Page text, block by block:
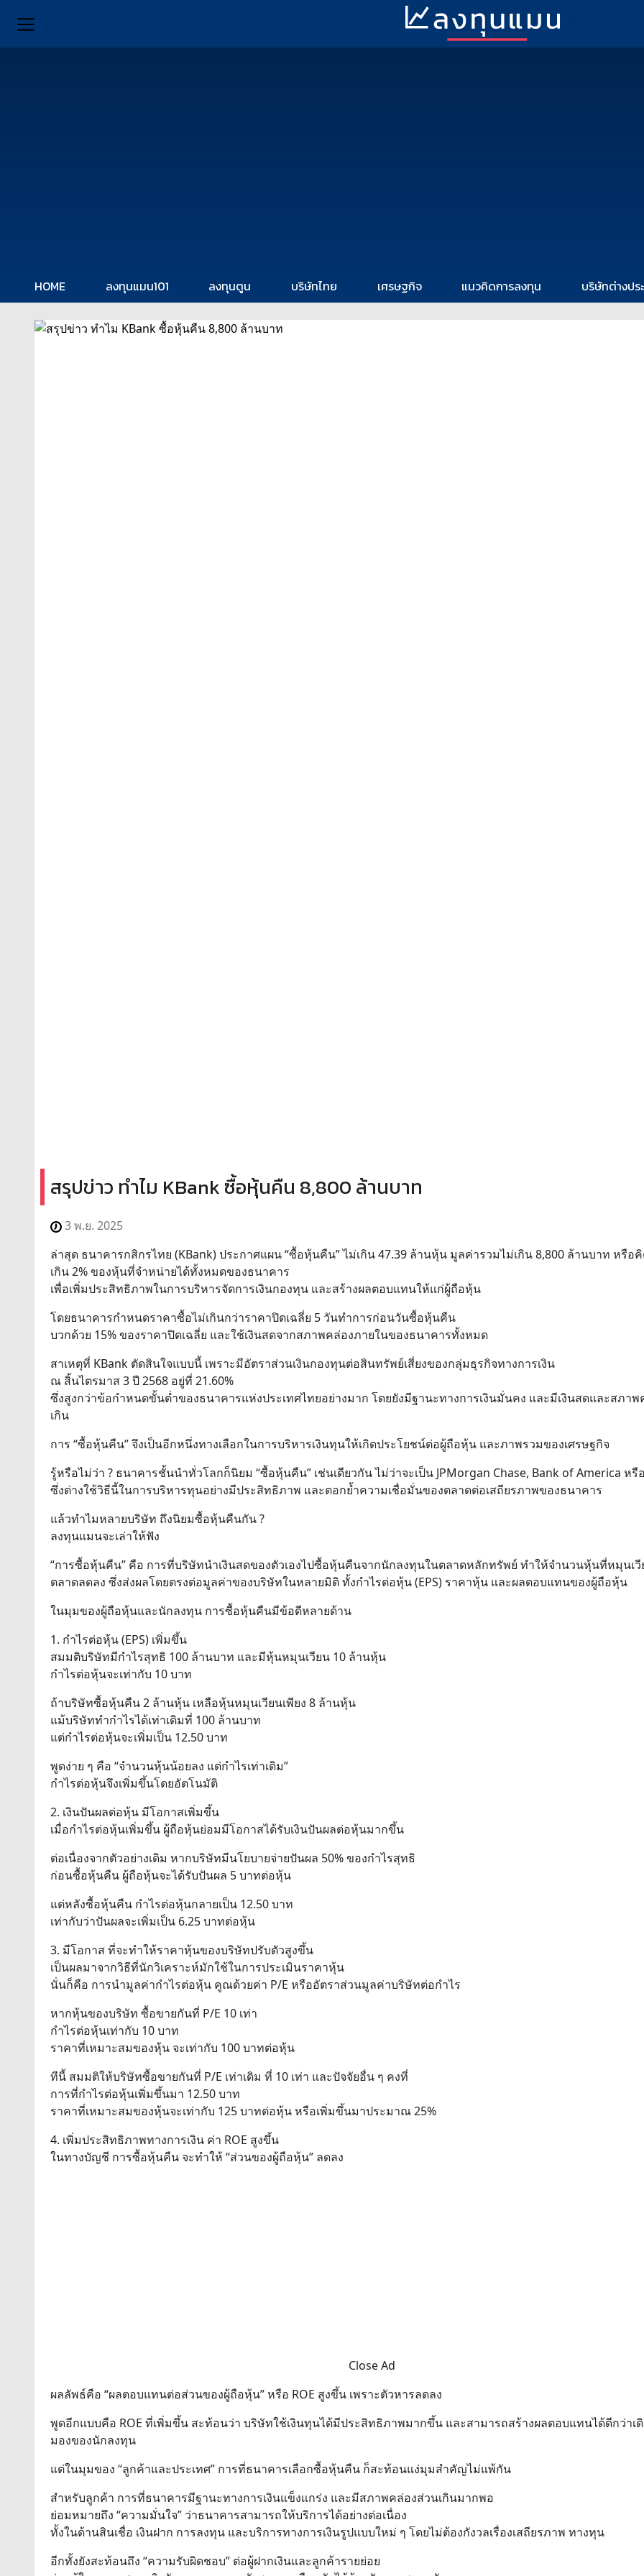
HOME ลงทุนแมน101 ลงทุนตูน บริษัทไทย เศรษฐกิจ แนวคิดการลงทุน บริษัทต่างปร
สรุปข่าว ทำไม KBank ซื้อหุ้นคืน 8,800 ล้านบาท
3 พ.ย. 2025
ล่าสุด ธนาคารกสิกรไทย (KBank) ประกาศแผน “ซื้อหุ้นคืน” ไม่เกิน 47.39 ล้านหุ้น มูลค่ารวมไม่เกิน 8,800 ล้านบาท หรือ
เกิน 2% ของหุ้นที่จําหน่ายได้ทั้งหมดของธนาคาร
เพื่อเพิ่มประสิทธิภาพในการบริหารจัดการเงินกองทุน และสร้างผลตอบแทนให้แก่ผู้ถือหุ้น
โดยธนาคารกำหนดราคาซื้อไม่เกินกว่าราคาปิดเฉลี่ย 5 วันทำการก่อนวันซื้อหุ้นคืน
บวกด้วย 15% ของราคาปิดเฉลี่ย และใช้เงินสดจากสภาพคล่องภายในของธนาคารทั้งหมด
สาเหตุที่ KBank ตัดสินใจแบบนี้ เพราะมีอัตราส่วนเงินกองทุนต่อสินทรัพย์เสี่ยงของกลุ่มธุรกิจทางการเงิน
ณ สิ้นไตรมาส 3 ปี 2568 อยู่ที่ 21.60%
ซึ่งสูงกว่าข้อกำหนดขั้นต่ำของธนาคารแห่งประเทศไทยอย่างมาก โดยยังมีฐานะทางการเงินมั่นคง และมีเงินสดและสภา
เกิน
การ “ซื้อหุ้นคืน” จึงเป็นอีกหนึ่งทางเลือกในการบริหารเงินทุนให้เกิดประโยชน์ต่อผู้ถือหุ้น และภาพรวมของเศรษฐกิจ
รู้หรือไม่ว่า ? ธนาคารชั้นนำทั่วโลกก็นิยม “ซื้อหุ้นคืน” เช่นเดียวกัน ไม่ว่าจะเป็น JPMorgan Chase, Bank of America หรื
ซึ่งต่างใช้วิธีนี้ในการบริหารทุนอย่างมีประสิทธิภาพ และตอกย้ำความเชื่อมั่นของตลาดต่อเสถียรภาพของธนาคาร
แล้วทำไมหลายบริษัท ถึงนิยมซื้อหุ้นคืนกัน ?
ลงทุนแมนจะเล่าให้ฟัง
“การซื้อหุ้นคืน” คือ การที่บริษัทนำเงินสดของตัวเองไปซื้อหุ้นคืนจากนักลงทุนในตลาดหลักทรัพย์ ทำให้จำนวนหุ้นที่หมุนเ
ตลาดลดลง ซึ่งส่งผลโดยตรงต่อมูลค่าของบริษัทในหลายมิติ ทั้งกำไรต่อหุ้น (EPS) ราคาหุ้น และผลตอบแทนของผู้ถือหุ้น
ในมุมของผู้ถือหุ้นและนักลงทุน การซื้อหุ้นคืนมีข้อดีหลายด้าน
1. กำไรต่อหุ้น (EPS) เพิ่มขึ้น
สมมติบริษัทมีกำไรสุทธิ 100 ล้านบาท และมีหุ้นหมุนเวียน 10 ล้านหุ้น
กำไรต่อหุ้นจะเท่ากับ 10 บาท
ถ้าบริษัทซื้อหุ้นคืน 2 ล้านหุ้น เหลือหุ้นหมุนเวียนเพียง 8 ล้านหุ้น
แม้บริษัททำกำไรได้เท่าเดิมที่ 100 ล้านบาท
แต่กำไรต่อหุ้นจะเพิ่มเป็น 12.50 บาท
พูดง่าย ๆ คือ “จำนวนหุ้นน้อยลง แต่กำไรเท่าเดิม”
กำไรต่อหุ้นจึงเพิ่มขึ้นโดยอัตโนมัติ
2. เงินปันผลต่อหุ้น มีโอกาสเพิ่มขึ้น
เมื่อกำไรต่อหุ้นเพิ่มขึ้น ผู้ถือหุ้นย่อมมีโอกาสได้รับเงินปันผลต่อหุ้นมากขึ้น
ต่อเนื่องจากตัวอย่างเดิม หากบริษัทมีนโยบายจ่ายปันผล 50% ของกำไรสุทธิ
ก่อนซื้อหุ้นคืน ผู้ถือหุ้นจะได้รับปันผล 5 บาทต่อหุ้น
แต่หลังซื้อหุ้นคืน กำไรต่อหุ้นกลายเป็น 12.50 บาท
เท่ากับว่าปันผลจะเพิ่มเป็น 6.25 บาทต่อหุ้น
3. มีโอกาส ที่จะทำให้ราคาหุ้นของบริษัทปรับตัวสูงขึ้น
เป็นผลมาจากวิธีที่นักวิเคราะห์มักใช้ในการประเมินราคาหุ้น
นั่นก็คือ การนำมูลค่ากำไรต่อหุ้น คูณด้วยค่า P/E หรืออัตราส่วนมูลค่าบริษัทต่อกำไร
หากหุ้นของบริษัท ซื้อขายกันที่ P/E 10 เท่า
กำไรต่อหุ้นเท่ากับ 10 บาท
ราคาที่เหมาะสมของหุ้น จะเท่ากับ 100 บาทต่อหุ้น
ทีนี้ สมมติให้บริษัทซื้อขายกันที่ P/E เท่าเดิม ที่ 10 เท่า และปัจจัยอื่น ๆ คงที่
การที่กำไรต่อหุ้นเพิ่มขึ้นมา 12.50 บาท
ราคาที่เหมาะสมของหุ้นจะเท่ากับ 125 บาทต่อหุ้น หรือเพิ่มขึ้นมาประมาณ 25%
4. เพิ่มประสิทธิภาพทางการเงิน ค่า ROE สูงขึ้น
ในทางบัญชี การซื้อหุ้นคืน จะทำให้ “ส่วนของผู้ถือหุ้น” ลดลง
Close Ad
ผลลัพธ์คือ “ผลตอบแทนต่อส่วนของผู้ถือหุ้น” หรือ ROE สูงขึ้น เพราะตัวหารลดลง
พูดอีกแบบคือ ROE ที่เพิ่มขึ้น สะท้อนว่า บริษัทใช้เงินทุนได้มีประสิทธิภาพมากขึ้น และสามารถสร้างผลตอบแทนได้ดีกว่าเ
มองของนักลงทุน
แต่ในมุมของ “ลูกค้าและประเทศ” การที่ธนาคารเลือกซื้อหุ้นคืน ก็สะท้อนแง่มุมสำคัญไม่แพ้กัน
สำหรับลูกค้า การที่ธนาคารมีฐานะทางการเงินแข็งแกร่ง และมีสภาพคล่องส่วนเกินมากพอ
ย่อมหมายถึง “ความมั่นใจ” ว่าธนาคารสามารถให้บริการได้อย่างต่อเนื่อง
ทั้งในด้านสินเชื่อ เงินฝาก การลงทุน และบริการทางการเงินรูปแบบใหม่ ๆ โดยไม่ต้องกังวลเรื่องเสถียรภาพ ทางทุน
อีกทั้งยังสะท้อนถึง “ความรับผิดชอบ” ต่อผู้ฝากเงินและลูกค้ารายย่อย